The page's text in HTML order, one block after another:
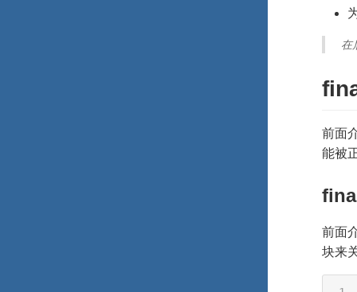
在
前面
能被
前面
块来